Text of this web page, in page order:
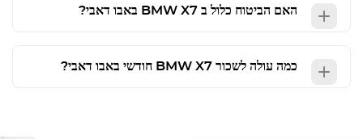
האם הביטוח כלול ב BMW X7 באבו דאבי?
כמה עולה לשכור BMW X7 חודשי באבו דאבי?